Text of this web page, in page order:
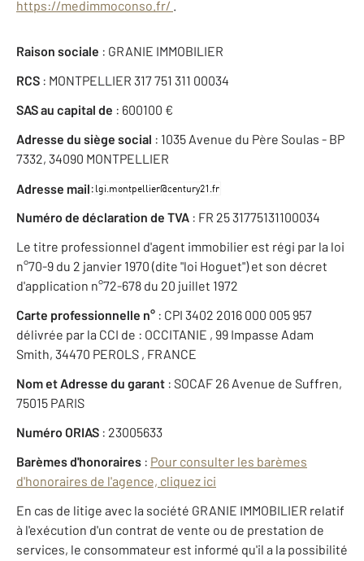
https://medimmoconso.fr/ .
Raison sociale : GRANIE IMMOBILIER
RCS : MONTPELLIER 317 751 311 00034
SAS au capital de : 600100 €
Adresse du siège social : 1035 Avenue du Père Soulas - BP
7332, 34090 MONTPELLIER
Adresse mail:
Numéro de déclaration de TVA : FR 25 31775131100034
Le titre professionnel d'agent immobilier est régi par la loi
n°70-9 du 2 janvier 1970 (dite "loi Hoguet") et son décret
d'application n°72-678 du 20 juillet 1972
Carte professionnelle n° : CPI 3402 2016 000 005 957
délivrée par la CCI de : OCCITANIE , 99 Impasse Adam
Smith, 34470 PEROLS , FRANCE
Nom et Adresse du garant : SOCAF 26 Avenue de Suffren,
75015 PARIS
Numéro ORIAS : 23005633
Barèmes d'honoraires : Pour consulter les barèmes
d'honoraires de l'agence, cliquez ici
En cas de litige avec la société GRANIE IMMOBILIER relatif
à l'exécution d'un contrat de vente ou de prestation de
services, le consommateur est informé qu'il a la possibilité